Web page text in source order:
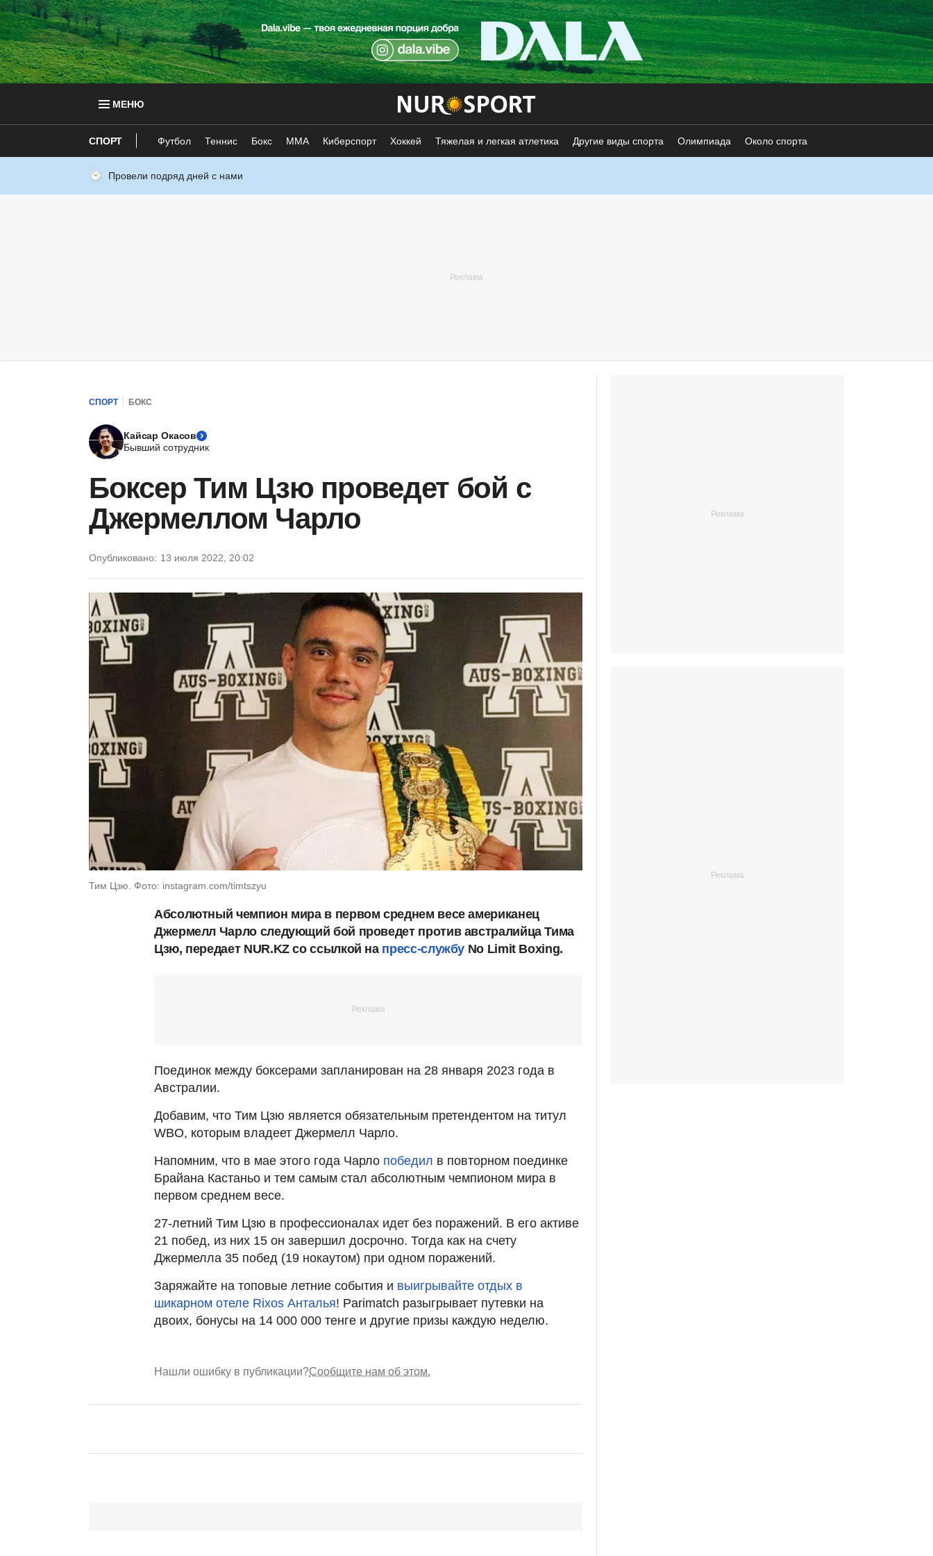
МЕНЮ
СПОРТ Футбол Теннис Бокс ММА Киберспорт Хоккей Тяжелая и легкая атлетика Другие виды спорта Олимпиада Около спорта
Провели подряд дней с нами
СПОРТ БОКС
Кайсар Окасов
Бывший сотрудник
Боксер Тим Цзю проведет бой с
Джермеллом Чарло
Опубликовано: 13 июля 2022, 20:02
Тим Цзю. Фото: instagram.com/timtszyu
Абсолютный чемпион мира в первом среднем весе американец
Джермелл Чарло следующий бой проведет против австралийца Тима
Цзю, передает NUR.KZ со ссылкой на пресс-службу No Limit Boxing.
Поединок между боксерами запланирован на 28 января 2023 года в
Австралии.
Добавим, что Тим Цзю является обязательным претендентом на титул
WBO, которым владеет Джермелл Чарло.
Напомним, что в мае этого года Чарло победил в повторном поединке
Брайана Кастаньо и тем самым стал абсолютным чемпионом мира в
первом среднем весе.
27-летний Тим Цзю в профессионалах идет без поражений. В его активе
21 побед, из них 15 он завершил досрочно. Тогда как на счету
Джермелла 35 побед (19 нокаутом) при одном поражений.
Заряжайте на топовые летние события и выигрывайте отдых в
шикарном отеле Rixos Анталья! Parimatch разыгрывает путевки на
двоих, бонусы на 14 000 000 тенге и другие призы каждую неделю.
Нашли ошибку в публикации?Сообщите нам об этом.